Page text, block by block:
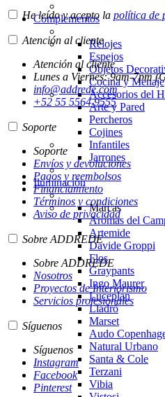
Complementos
Relojes
Espejos
Objetos
Cocina y Menaje
Accesorios del
Arte y Pared
Percheros
Cojines
Infantiles
Jarrones
Iluminación
Marcas
Aromas del
Artemide
Davide Groppi
Flos
Graypants
Ingo Maurer
Luceplan
Lladró
Marset
Audo
Natural Urbano
Santa & Cole
Terzani
Vibia
He leído y acepto la política de
Atención al cliente
Atención al cliente
Lunes a Viernes: 9am-7pm
info@addrede.com
+52 55 5564 9555
Soporte
Soporte
Envíos y devoluciones
Pagos y reembolsos
Financiamiento
Términos y condiciones
Aviso de privacidad
Sobre ADDREDE
Sobre ADDREDE
Nosotros
Proyectos de Interiorismo
Servicios profesionales
Síguenos
Síguenos
Instagram
Facebook
Pinterest